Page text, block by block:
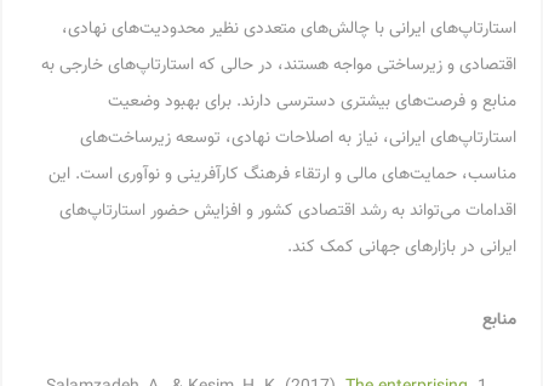
استارتاپ‌های ایرانی با چالش‌های متعددی نظیر محدودیت‌های نهادی،
اقتصادی و زیرساختی مواجه هستند، در حالی که استارتاپ‌های خارجی به
منابع و فرصت‌های بیشتری دسترسی دارند. برای بهبود وضعیت
استارتاپ‌های ایرانی، نیاز به اصلاحات نهادی، توسعه زیرساخت‌های
مناسب، حمایت‌های مالی و ارتقاء فرهنگ کارآفرینی و نوآوری است. این
اقدامات می‌تواند به رشد اقتصادی کشور و افزایش حضور استارتاپ‌های
ایرانی در بازارهای جهانی کمک کند.
منابع